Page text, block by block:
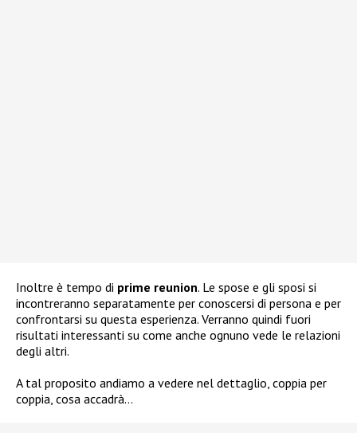
Inoltre è tempo di prime reunion. Le spose e gli sposi si
incontreranno separatamente per conoscersi di persona e per
confrontarsi su questa esperienza. Verranno quindi fuori
risultati interessanti su come anche ognuno vede le relazioni
degli altri.
A tal proposito andiamo a vedere nel dettaglio, coppia per
coppia, cosa accadrà…